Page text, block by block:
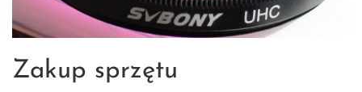
Zakup sprzętu